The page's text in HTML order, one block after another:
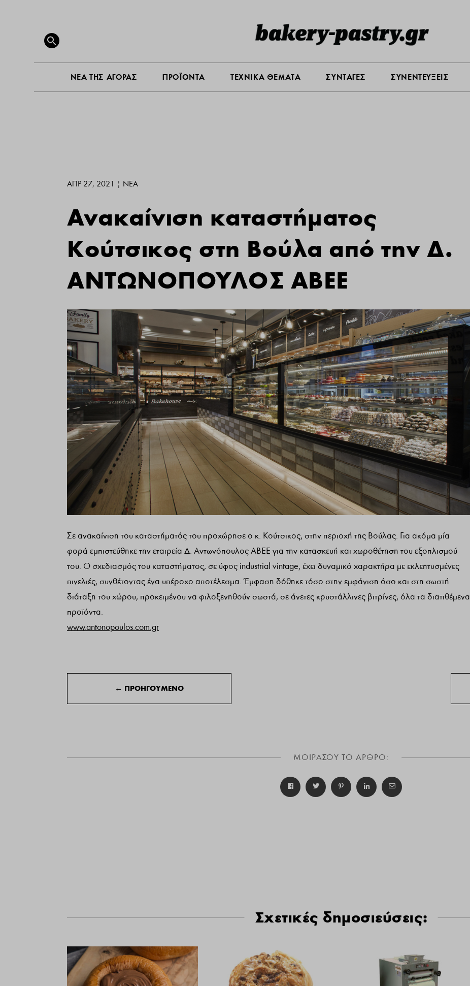
Search
for:
SEARCH BUTTON
ΝΕΑ ΤΗΣ ΑΓΟΡΑΣ ΠΡΟΪΟΝΤΑ ΤΕΧΝΙΚΑ ΘΕΜΑΤΑ ΣΥΝΤΑΓΕΣ ΣΥΝΕΝΤΕΥΞΕΙΣ
ΑΠΡ 27, 2021 | ΝΕΑ
Ανακαίνιση καταστήματος
Κούτσικος στη Βούλα από την Δ.
ΑΝΤΩΝΟΠΟΥΛΟΣ ΑΒΕΕ
Σε ανακαίνιση του καταστήματός του προχώρησε ο κ. Κούτσικος, στην περιοχή της Βούλας. Για ακόμα μία
φορά εμπιστεύθηκε την εταιρεία Δ. Αντωνόπουλος ΑΒΕΕ για την κατασκευή και χωροθέτηση του εξοπλισμού
του. Ο σχεδιασμός του καταστήματος, σε ύφος industrial vintage, έχει δυναμικό χαρακτήρα με εκλεπτυσμένες
πινελιές, συνθέτοντας ένα υπέροχο αποτέλεσμα. Έμφαση δόθηκε τόσο στην εμφάνιση όσο και στη σωστή
διάταξη του χώρου, προκειμένου να φιλοξενηθούν σωστά, σε άνετες κρυστάλλινες βιτρίνες, όλα τα διατιθέμενα
προϊόντα.
www.antonopoulos.com.gr
← ΠΡΟΗΓΟΥΜΕΝΟ
ΜΟΙΡΑΣΟΥ ΤΟ ΑΡΘΡΟ:
Σχετικές δημοσιεύσεις: